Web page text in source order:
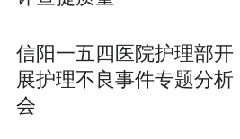
信阳一五四医院护理部开
展护理不良事件专题分析
会